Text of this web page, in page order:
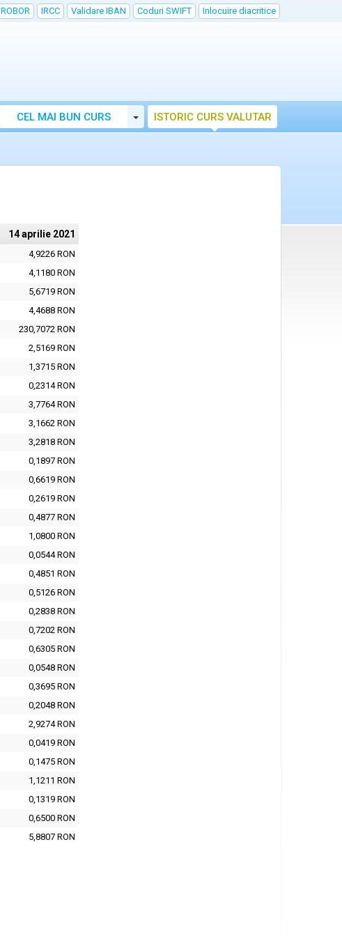
ROBOR IRCC Validare IBAN Coduri SWIFT Inlocuire diacritice
CEL MAI BUN CURS Toggle Dropdown
ISTORIC CURS VALUTAR
14 aprilie 2021
4,9226 RON
4,1180 RON
5,6719 RON
4,4688 RON
230,7072 RON
2,5169 RON
1,3715 RON
0,2314 RON
3,7764 RON
3,1662 RON
3,2818 RON
0,1897 RON
0,6619 RON
0,2619 RON
0,4877 RON
1,0800 RON
0,0544 RON
0,4851 RON
0,5126 RON
0,2838 RON
0,7202 RON
0,6305 RON
0,0548 RON
0,3695 RON
0,2048 RON
2,9274 RON
0,0419 RON
0,1475 RON
1,1211 RON
0,1319 RON
0,6500 RON
5,8807 RON